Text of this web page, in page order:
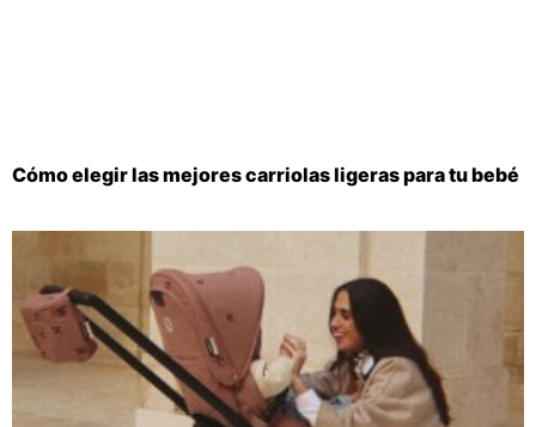
Cómo elegir las mejores carriolas ligeras para tu bebé